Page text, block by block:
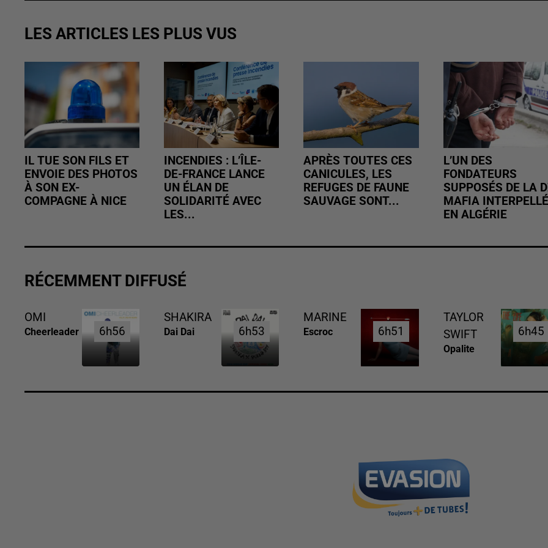
LES ARTICLES LES PLUS VUS
IL TUE SON FILS ET
ENVOIE DES PHOTOS
À SON EX-
COMPAGNE À NICE
INCENDIES : L’ÎLE-
DE-FRANCE LANCE
UN ÉLAN DE
SOLIDARITÉ AVEC
LES...
APRÈS TOUTES CES
CANICULES, LES
REFUGES DE FAUNE
SAUVAGE SONT...
L’UN DES
FONDATEURS
SUPPOSÉS DE LA
MAFIA INTERPELLÉ
EN ALGÉRIE
RÉCEMMENT DIFFUSÉ
OMI
Cheerleader 6h56
6h56
SHAKIRA
Dai Dai 6h53
6h53
MARINE
Escroc 6h51
6h51
TAYLOR
SWIFT
Opalite
6h45
6h45